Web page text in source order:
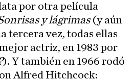
por otra película
y lágrimas(y aún
tercera vez, todas ellas
actriz, en 1983 por
). Y también en 1966 rodó
Alfred Hitchcock: